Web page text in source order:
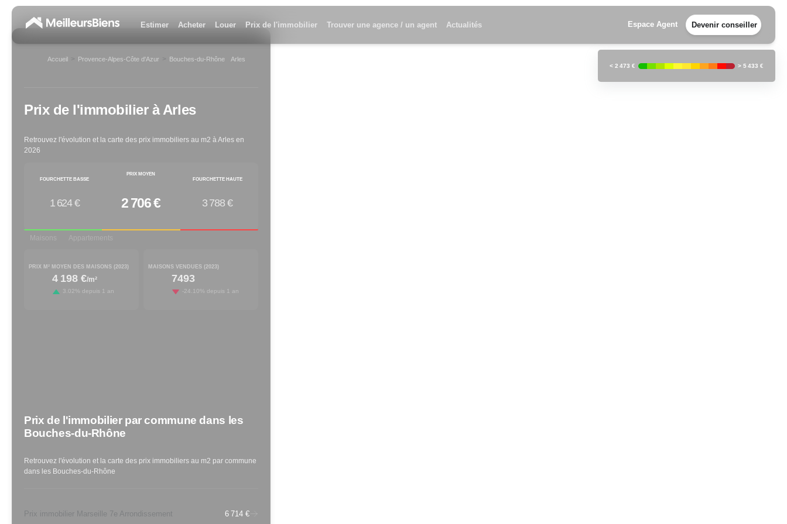
Estimer Acheter Louer Prix de l'immobilier Trouver une agence / un agent Actualités Espace Agent Devenir conseiller
Accueil > Provence-Alpes-Côte d'Azur > Bouches-du-Rhône Arles
Prix de l'immobilier àArles
Retrouvez l'évolution et la carte des prix immobiliers au m2 àArles en
2026
FOURCHETTE BASSE
1 624 €
PRIX MOYEN
2 706 €
FOURCHETTE HAUTE
3 788 €
Maisons Appartements
PRIX M² MOYEN DES MAISONS (2023)
4 198 €/m²
increased by
3.02% depuis 1 an
MAISONS VENDUES (2023)
7493
decreased by
-24.10% depuis 1 an
Prix de l'immobilier par commune dans les
Bouches-du-Rhône
Retrouvez l'évolution et la carte des prix immobiliers au m2 par commune
dans les Bouches-du-Rhône
Prix immobilier Marseille 7e Arrondissement 6 714 €
< 2 473 € > 5 433 €